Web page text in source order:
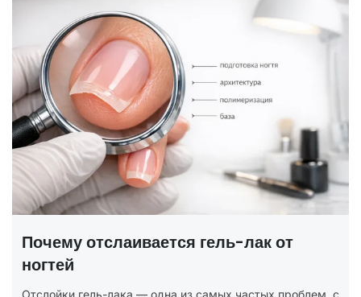
ГОСТ на маникюр Р 72319-2025 —
В 2025 году был утверждён новый национальный
стандарт ГОСТ Р 72319-2025 «Услуги бытовые.
Ногтевой сервис. Карты типовых технологических